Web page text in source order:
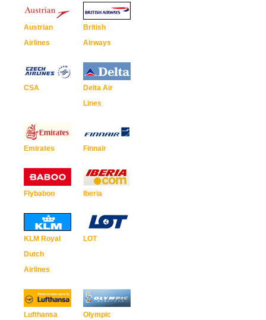
Austrian
Airlines
British
Airways
CSA
Delta Air
Lines
Emirates Finnair
Flybaboo Iberia
KLM Royal
Dutch
Airlines
LOT
Lufthansa
Olympic